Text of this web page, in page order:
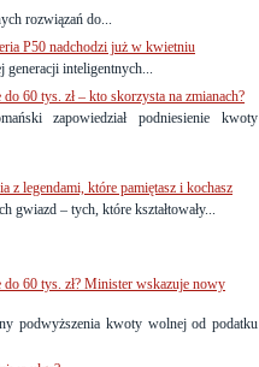
rozwiązań do...
P50 nadchodzi już w kwietniu
inteligentnych...
60 tys. zł – kto skorzysta na zmianach?
zapowiedział podniesienie kwoty
z legendami, które pamiętasz i kochasz
– tych, które kształtowały...
60 tys. zł? Minister wskazuje nowy
podwyższenia kwoty wolnej od podatku